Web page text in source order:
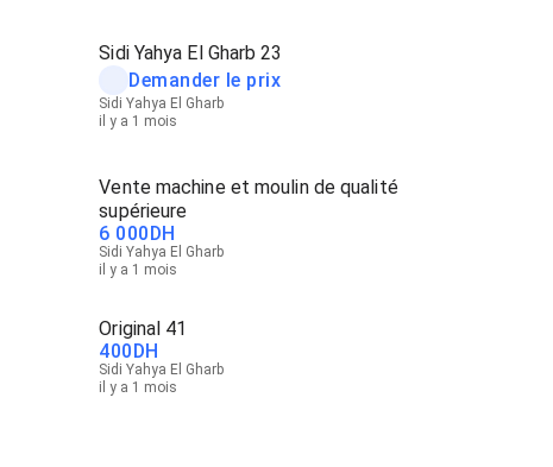
Sidi Yahya El Gharb 23
Demander le prix
Sidi Yahya El Gharb
il y a 1 mois
Vente machine et moulin de qualité
supérieure
6 000DH
Sidi Yahya El Gharb
il y a 1 mois
Original 41
400DH
Sidi Yahya El Gharb
il y a 1 mois